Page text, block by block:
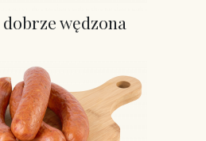
wędzona